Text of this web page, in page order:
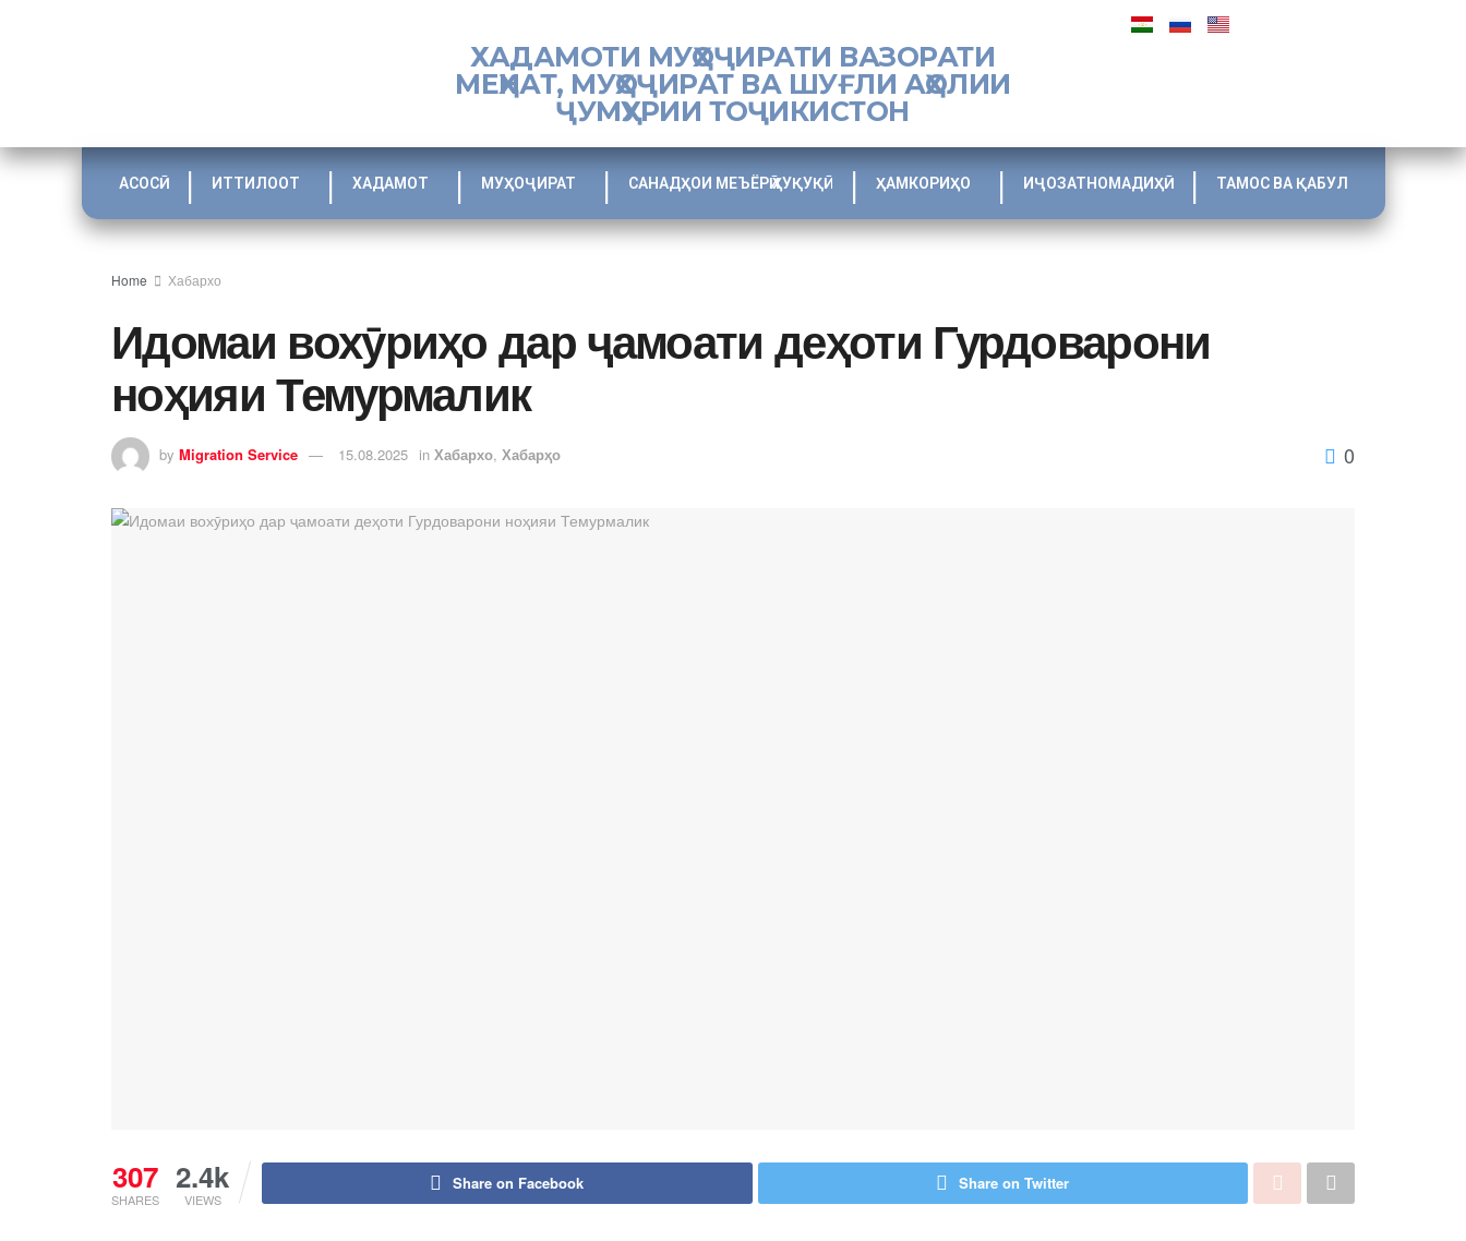
ХАДАМОТИ МУҲОҶИРАТИ ВАЗОРАТИ
МЕҲНАТ, МУҲОҶИРАТ ВА ШУҒЛИ АҲОЛИИ
ҶУМҲУРИИ ТОҶИКИСТОН
АСОСӢ ИТТИЛООТ ХАДАМОТ МУҲОҶИРАТ САНАДҲОИ МЕЪЁРӢ ҲУҚУҚӢ ҲАМКОРИҲО ИҶОЗАТНОМАДИҲӢ ТАМОС ВА ҚАБУЛ
Home Хабархо
Идомаи вохӯриҳо дар ҷамоати деҳоти Гурдоварони
ноҳияи Темурмалик
by Migration Service 15.08.2025 in Хабархо, Хабарҳо 0
307
SHARES
2.4k
VIEWS
Share on Facebook Share on Twitter